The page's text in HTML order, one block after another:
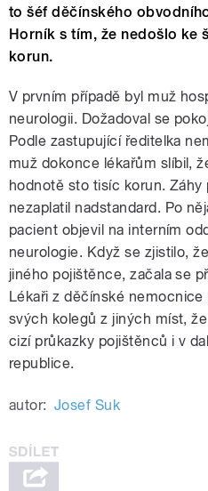
to šéf děčínského
Horník s tím, že nedošlo ke
korun.
V prvním případě byl muž
neurologii. Dožadoval se
Podle zastupující ředitelka
muž dokonce lékařům slíbil,
hodnotě sto tisíc korun.
nezaplatil nadstandard. Po
pacient objevil na interním
neurologie. Když se zjistilo,
jiného pojištěnce, začala se
Lékaři z děčínské
svých kolegů z jiných míst,
cizí průkazky pojištěnců i v
republice.
autor: Josef Suk